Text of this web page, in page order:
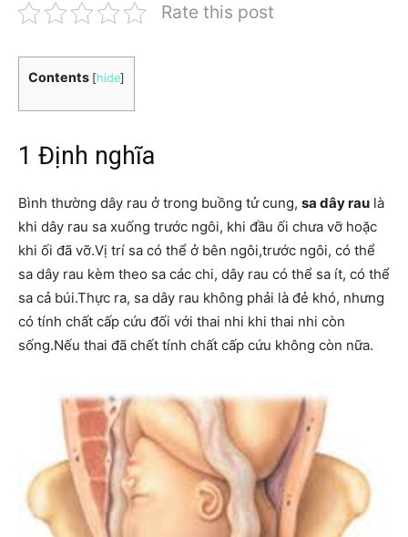
Rate this post
Contents [hide]
1 Định nghĩa
Bình thường dây rau ở trong buồng tử cung, sa dây rau là
khi dây rau sa xuống trước ngôi, khi đầu ối chưa vỡ hoặc
khi ối đã vỡ.Vị trí sa có thể ở bên ngôi,trước ngôi, có thể
sa dây rau kèm theo sa các chi, dây rau có thể sa ít, có thể
sa cả búi.Thực ra, sa dây rau không phải là đẻ khó, nhưng
có tính chất cấp cứu đối với thai nhi khi thai nhi còn
sống.Nếu thai đã chết tính chất cấp cứu không còn nữa.